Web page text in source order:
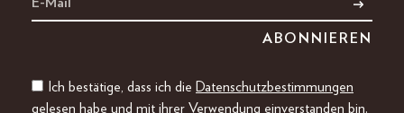
Ich bestätige, dass ich die Datenschutzbestimmungen
gelesen habe und mit ihrer Verwendung einverstanden bin.